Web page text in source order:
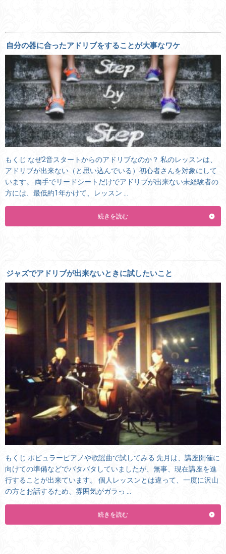
自分の器に合ったアドリブをすることが大事なワケ
もくじ なぜ2音スタートからのアドリブなのか？ 私のレッスンは、
アドリブが出来ない（と思い込んでいる）初心者さんを対象にして
います。 両手でリードシートだけでアドリブが出来ない未経験者の
方には、最低約1年かけて、レッスン …
続きを読む
ジャズでアドリブが出来ないときに試したいこと
もくじ ポピュラーピアノや歌謡曲で試してみる 先月は、講座開催に
向けての準備などでバタバタしていましたが、無事、現在講座を進
行することが出来ています。 個人レッスンとは違って、一度に沢山
の方とお話するため、雰囲気がガラっ …
続きを読む